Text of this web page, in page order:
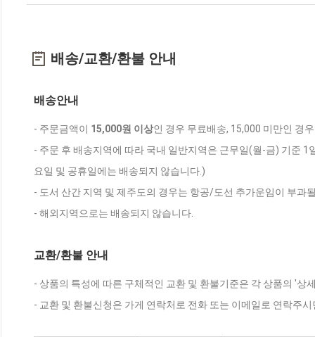
배송/교환/환불 안내
배송안내
- 주문금액이 15,000원 이상인 경우 무료배송, 15,000 미만인 경
- 주문 후 배송지역에 따라 국내 일반지역은 근무일(월-금) 기준
요일 및 공휴일에는 배송되지 않습니다.)
- 도서 산간 지역 및 제주도의 경우는 항공/도선 추가운임이 부과
- 해외지역으로는 배송되지 않습니다.
교환/환불 안내
- 상품의 특성에 따른 구체적인 교환 및 환불기준은 각 상품의 '상
- 교환 및 환불신청은 가게 연락처로 전화 또는 이메일로 연락주